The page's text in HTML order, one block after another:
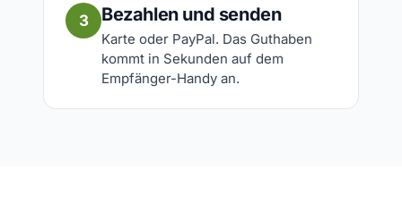
3 Bezahlen und senden
Karte oder PayPal. Das Guthaben
kommt in Sekunden auf dem
Empfänger-Handy an.